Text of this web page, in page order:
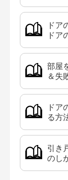
ドア
ドア
部屋
＆失
ドア
る方
引き
のし